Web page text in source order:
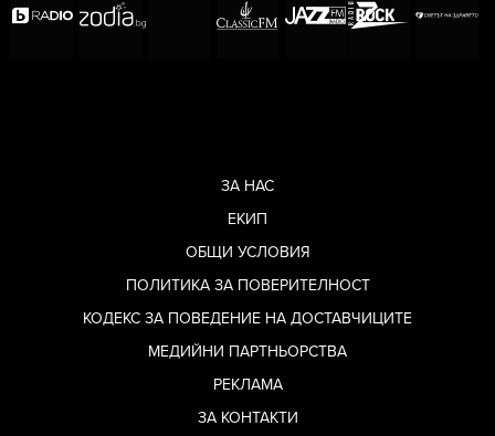
ЗА НАС
ЕКИП
ОБЩИ УСЛОВИЯ
ПОЛИТИКА ЗА ПОВЕРИТЕЛНОСТ
КОДЕКС ЗА ПОВЕДЕНИЕ НА ДОСТАВЧИЦИТЕ
МЕДИЙНИ ПАРТНЬОРСТВА
РЕКЛАМА
ЗА КОНТАКТИ